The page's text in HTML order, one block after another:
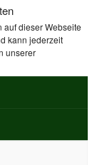
auf dieser Webseite
kann jederzeit
unserer
auch bei
leitet